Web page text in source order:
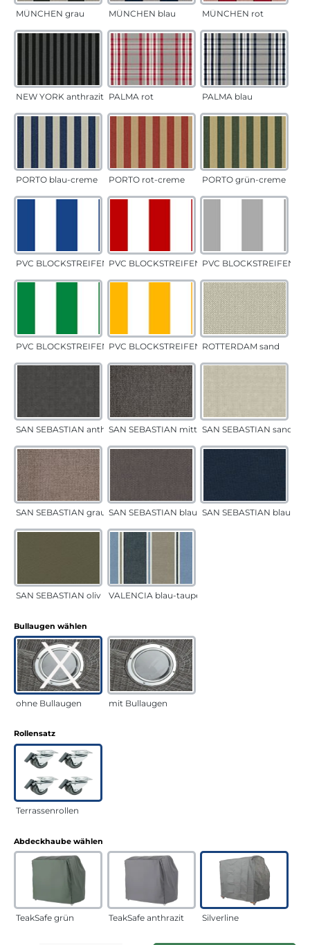
MÜNCHEN grau MÜNCHEN blau MÜNCHEN rot
NEW YORK anthrazit PALMA rot PALMA blau
PORTO blau-creme PORTO rot-creme PORTO grün-creme
PVC BLOCKSTREIFEN blauPVC BLOCKSTREIFEN rotPVC BLOCKSTREIFEN
PVC BLOCKSTREIFEN grünPVC BLOCKSTREIFEN gelbROTTERDAM sand
SAN SEBASTIAN anthrazitSAN SEBASTIAN mittelgrauSAN SEBASTIAN sand
SAN SEBASTIAN grau-sandSAN SEBASTIAN blau-sandSAN SEBASTIAN blau
SAN SEBASTIAN oliv VALENCIA blau-taupe
Bullaugen wählen
ohne Bullaugen mit Bullaugen
Rollensatzauswählen
Terrassenrollen
Abdeckhaube wählen
TeakSafe grün TeakSafe anthrazit Silverline